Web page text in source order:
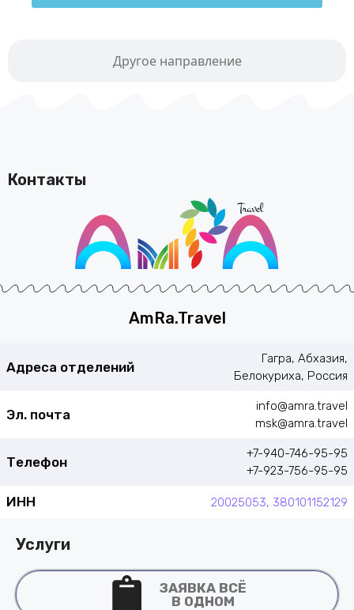
Другое направление
Контакты
AmRa.Travel
Адреса отделений
Гагра, Абхазия,
Белокуриха, Россия
Эл. почта
info@amra.travel
msk@amra.travel
Телефон
+7-940-746-95-95
+7-923-756-95-95
ИНН 20025053, 380101152129
Услуги
ЗАЯВКА ВСЁ
В ОДНОМ